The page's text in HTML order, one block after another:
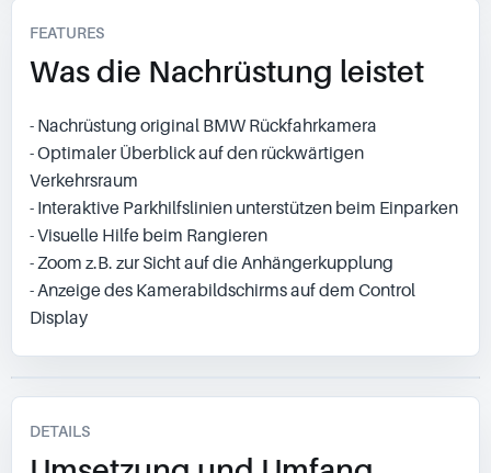
FEATURES
Was die Nachrüstung leistet
- Nachrüstung original BMW Rückfahrkamera
- Optimaler Überblick auf den rückwärtigen
Verkehrsraum
- Interaktive Parkhilfslinien unterstützen beim Einparken
- Visuelle Hilfe beim Rangieren
- Zoom z.B. zur Sicht auf die Anhängerkupplung
- Anzeige des Kamerabildschirms auf dem Control
Display
DETAILS